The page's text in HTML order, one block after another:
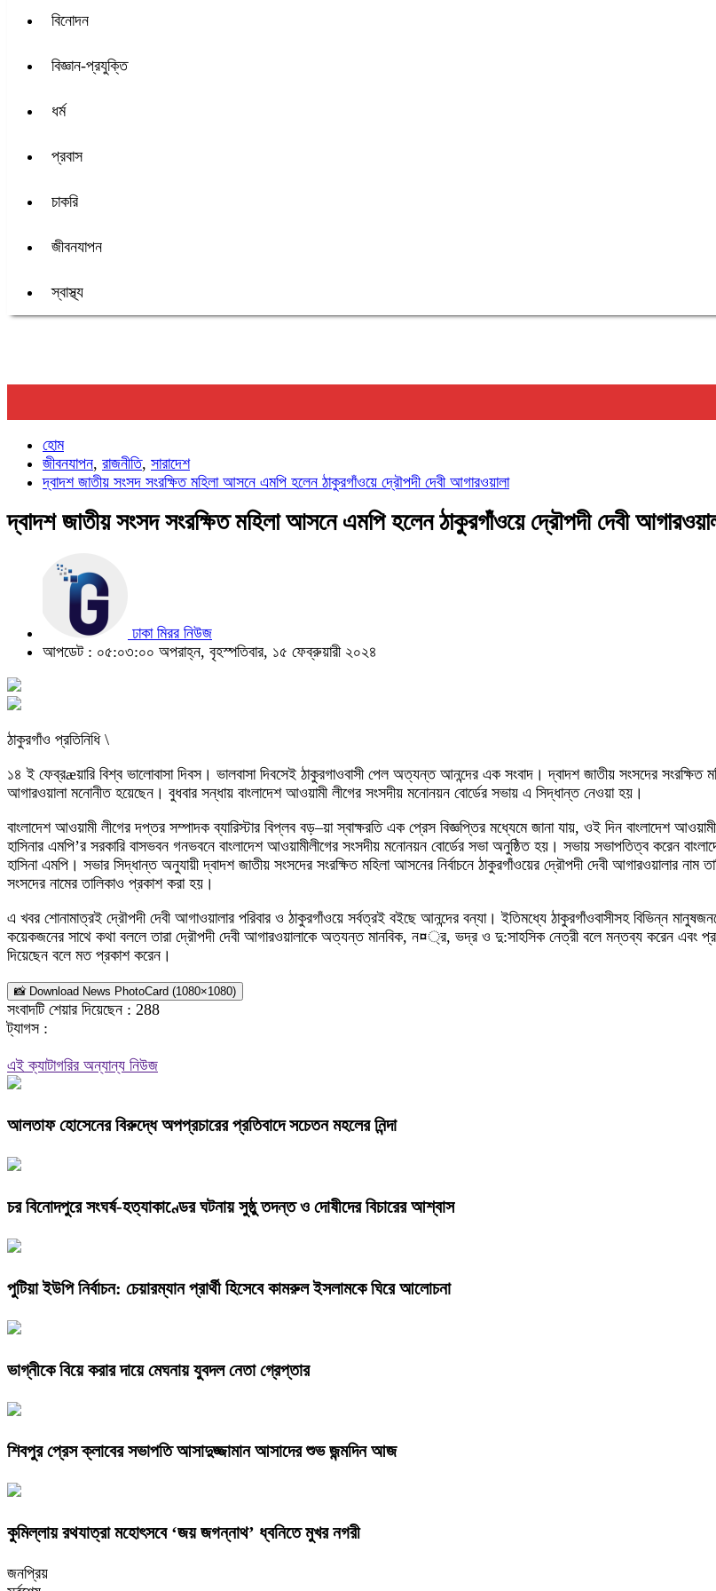
বিনোদন
বিজ্ঞান-প্রযুক্তি
ধর্ম
প্রবাস
চাকরি
জীবনযাপন
স্বাস্থ্য
হোম
জীবনযাপন, রাজনীতি, সারাদেশ
দ্বাদশ জাতীয় সংসদ সংরক্ষিত মহিলা আসনে এমপি হলেন ঠাকুরগাঁওয়ে দ্রৌপদী দেবী আগারওয়ালা
দ্বাদশ জাতীয় সংসদ সংরক্ষিত মহিলা আসনে এমপি হলেন ঠাকুরগাঁওয়ে দ্রৌপদী দেবী
ঢাকা মিরর নিউজ
আপডেট : ০৫:০৩:০০ অপরাহ্ন, বৃহস্পতিবার, ১৫ ফেব্রুয়ারী ২০২৪
ঠাকুরগাঁও প্রতিনিধি \
১৪ ই ফেব্রæয়ারি বিশ্ব ভালোবাসা দিবস। ভালবাসা দিবসেই ঠাকুরগাওবাসী পেল অত্যন্ত আনন্দের এক সংবাদ। দ্বাদশ জাতীয় সংসদের সংরক্ষিত
আগারওয়ালা মনোনীত হয়েছেন। বুধবার সন্ধায় বাংলাদেশ আওয়ামী লীগের সংসদীয় মনোনয়ন বোর্ডের সভায় এ সিদ্ধান্ত নেওয়া হয়।
বাংলাদেশ আওয়ামী লীগের দপ্তর সম্পাদক ব্যারিস্টার বিপ্লব বড়–য়া স্বাক্ষরতি এক প্রেস বিজ্ঞপ্তির মধ্যেমে জানা যায়, ওই দিন বাংলাদেশ
হাসিনার এমপি’র সরকারি বাসভবন গনভবনে বাংলাদেশ আওয়ামীলীগের সংসদীয় মনোনয়ন বোর্ডের সভা অনুষ্ঠিত হয়। সভায় সভাপতিত্ব করেন
হাসিনা এমপি। সভার সিদ্ধান্ত অনুযায়ী দ্বাদশ জাতীয় সংসদের সংরক্ষিত মহিলা আসনের নির্বাচনে ঠাকুরগাঁওয়ের দ্রৌপদী দেবী আগারওয়ালার
সংসদের নামের তালিকাও প্রকাশ করা হয়।
এ খবর শোনামাত্রই দ্রৌপদী দেবী আগাওয়ালার পরিবার ও ঠাকুরগাঁওয়ে সর্বত্রই বইছে আনন্দের বন্যা। ইতিমধ্যে ঠাকুরগাঁওবাসীসহ বিভিন্ন
কয়েকজনের সাথে কথা বললে তারা দ্রৌপদী দেবী আগারওয়ালাকে অত্যন্ত মানবিক, ন¤্র, ভদ্র ও দু:সাহসিক নেত্রী বলে মন্তব্য করেন এবং
দিয়েছেন বলে মত প্রকাশ করেন।
📸 Download News PhotoCard (1080×1080)
সংবাদটি শেয়ার দিয়েছেন : 288
ট্যাগস :
এই ক্যাটাগরির অন্যান্য নিউজ
আলতাফ হোসেনের বিরুদ্ধে অপপ্রচারের প্রতিবাদে সচেতন মহলের নিন্দা
চর বিনোদপুরে সংঘর্ষ-হত্যাকাণ্ডের ঘটনায় সুষ্ঠু তদন্ত ও দোষীদের বিচারের আশ্বাস
পুটিয়া ইউপি নির্বাচন: চেয়ারম্যান প্রার্থী হিসেবে কামরুল ইসলামকে ঘিরে আলোচনা
ভাগ্নীকে বিয়ে করার দায়ে মেঘনায় যুবদল নেতা গ্রেপ্তার
শিবপুর প্রেস ক্লাবের সভাপতি আসাদুজ্জামান আসাদের শুভ জন্মদিন আজ
কুমিল্লায় রথযাত্রা মহোৎসবে ‘জয় জগন্নাথ’ ধ্বনিতে মুখর নগরী
জনপ্রিয়